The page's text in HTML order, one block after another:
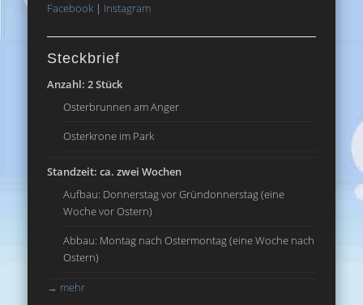
Facebook | Instagram
Steckbrief
Anzahl: 2 Stück
Osterbrunnen am Anger
Osterkrone im Park
Standzeit: ca. zwei Wochen
Aufbau: Donnerstag vor Gründonnerstag (eine
Woche vor Ostern)
Abbau: Montag nach Ostermontag (eine Woche nach
Ostern)
→ mehr